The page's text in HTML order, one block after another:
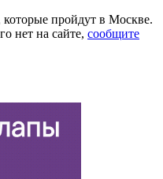
которые пройдут в Москве.
нет на сайте, сообщите